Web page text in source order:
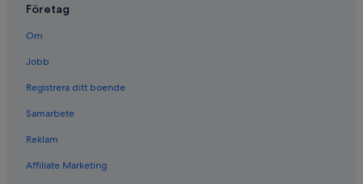
Företag
Om
Jobb
Registrera ditt boende
Samarbete
Reklam
Affiliate Marketing